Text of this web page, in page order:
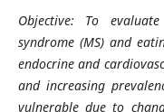
Objective: To
syndrome (MS) and
endocrine and
and increasing
vulnerable due to